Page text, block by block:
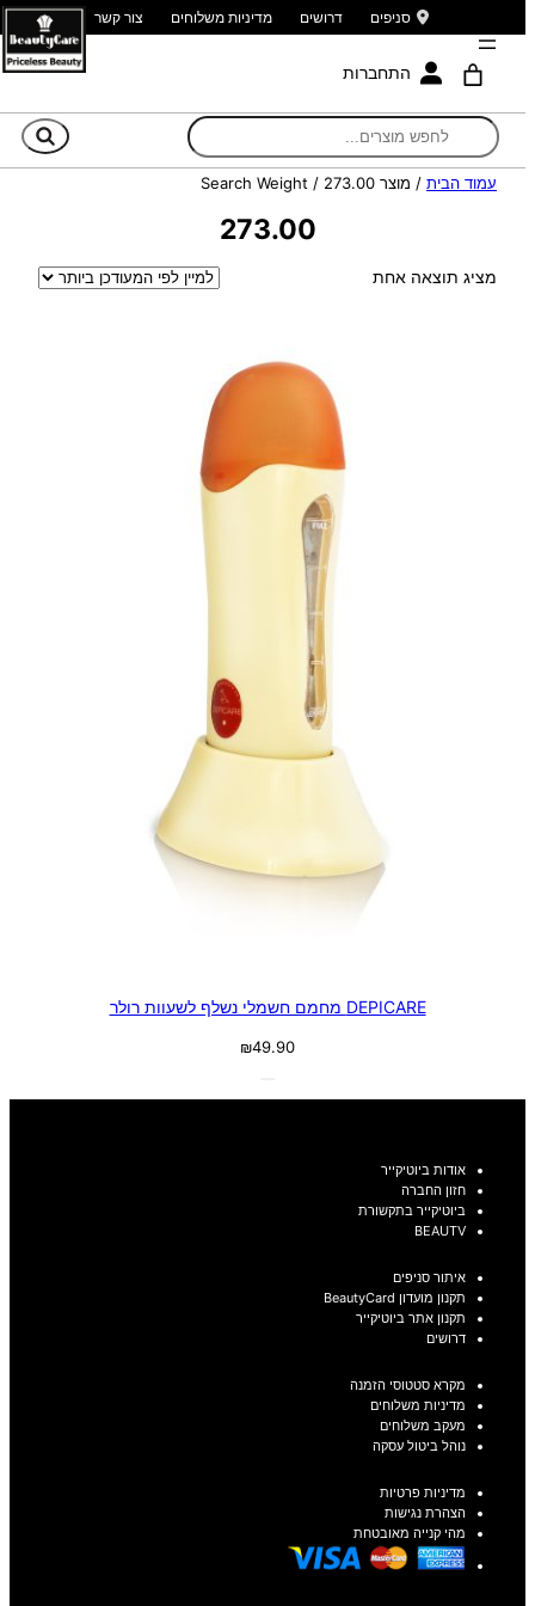
סניפים דרושים מדיניות משלוחים צור קשר
התחברות
עמוד הבית / מוצר Search Weight / 273.00
273.00
מציג תוצאה אחת
DEPICARE מחמם חשמלי נשלף לשעוות רולר
₪49.90
אודות ביוטיקייר
חזון החברה
ביוטיקייר בתקשורת
BEAUTV
איתור סניפים
תקנון מועדון BeautyCard
תקנון אתר ביוטיקייר
דרושים
מקרא סטטוסי הזמנה
מדיניות משלוחים
מעקב משלוחים
נוהל ביטול עסקה
מדיניות פרטיות
הצהרת נגישות
מהי קנייה מאובטחת